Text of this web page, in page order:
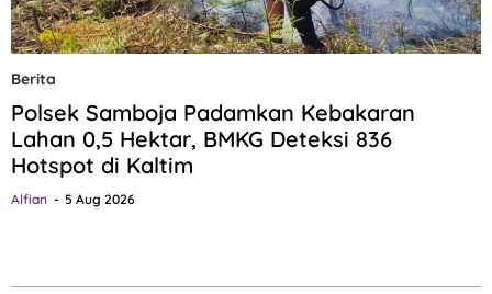
Berita
Polsek Samboja Padamkan Kebakaran
Lahan 0,5 Hektar, BMKG Deteksi 836
Hotspot di Kaltim
Alfian 5 Aug 2026